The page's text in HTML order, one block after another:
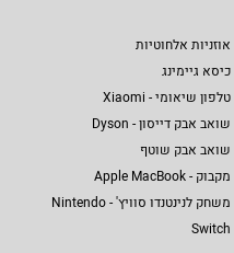
אוזניות אלחוטיות
כיסא גיימינג
טלפון שיאומי - Xiaomi
שואב אבק דייסון - Dyson
שואב אבק שוטף
מקבוק - Apple MacBook
משחק לנינטנדו סוויץ' - Nintendo
Switch